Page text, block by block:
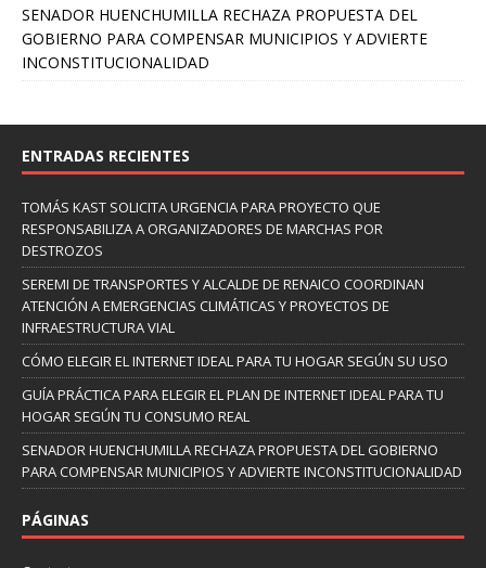
SENADOR HUENCHUMILLA RECHAZA PROPUESTA DEL
GOBIERNO PARA COMPENSAR MUNICIPIOS Y ADVIERTE
INCONSTITUCIONALIDAD
ENTRADAS RECIENTES
TOMÁS KAST SOLICITA URGENCIA PARA PROYECTO QUE
RESPONSABILIZA A ORGANIZADORES DE MARCHAS POR
DESTROZOS
SEREMI DE TRANSPORTES Y ALCALDE DE RENAICO COORDINAN
ATENCIÓN A EMERGENCIAS CLIMÁTICAS Y PROYECTOS DE
INFRAESTRUCTURA VIAL
CÓMO ELEGIR EL INTERNET IDEAL PARA TU HOGAR SEGÚN SU USO
GUÍA PRÁCTICA PARA ELEGIR EL PLAN DE INTERNET IDEAL PARA TU
HOGAR SEGÚN TU CONSUMO REAL
SENADOR HUENCHUMILLA RECHAZA PROPUESTA DEL GOBIERNO
PARA COMPENSAR MUNICIPIOS Y ADVIERTE INCONSTITUCIONALIDAD
PÁGINAS